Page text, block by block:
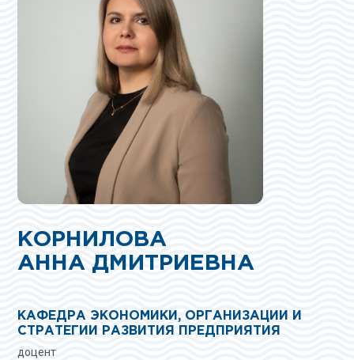
КОРНИЛОВА
АННА ДМИТРИЕВНА
КАФЕДРА ЭКОНОМИКИ, ОРГАНИЗАЦИИ И
СТРАТЕГИИ РАЗВИТИЯ ПРЕДПРИЯТИЯ
доцент